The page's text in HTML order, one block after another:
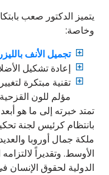
يتميز الدكتور صعب
وخاصة:
تجميل الأنف بالليزر
إعادة تشكيل
تقنية مبتكرة
مؤلم للون القزحية
تمتد خبرته إلى ما هو
بانتظام كرئيس لجنة
ملكة جمال أوروبا
الأوسط. وتقديراً
الدولية لحقوق الإنسان